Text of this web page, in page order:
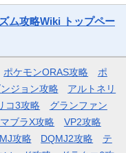
ム攻略Wiki トップペー
ポケモンORAS攻略
ポ
ジョン攻略
アルトネリ
コ3攻略
グランファン
ブラX攻略
VP2攻略
攻略 DQMJ2攻略
テ